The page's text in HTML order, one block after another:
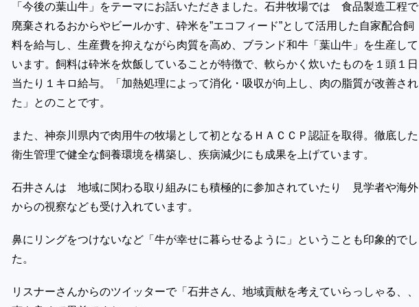
「今後の葉山牛」をテーマにお話いただきました。石井牧場では 食品製造工程で
廃棄されるおからやビールかす、砕米を”エコフィード”として活用した自家配合飼
料を給与し、生産費を抑えながら肉質を高め、ブランド和牛「葉山牛」を生産して
います。飼料は砕米を炊飯していることが特徴で、軟らかく炊いたものを１頭１日
当たり１キロ給与。「加熱処理によって消化・吸収が向上し、肉の脂質が改善され
た」とのことです。
また、神奈川県内で肉用牛の牧場として初となるＨＡＣＣＰ認証を取得。徹底した
衛生管理で健全な飼養環境を構築し、疾病減少にも成果を上げています。
石井さんは 地域に関わる取り組みにも積極的に参加されていたり 見学者や海外
からの視察なども受け入れています。
鼻にリングをつけないなど「牛が幸せに暮らせるように」ということも印象的でし
た。
リスナーさんからのツイッターで「石井さん、地域貢献を考えていらっしゃる、、